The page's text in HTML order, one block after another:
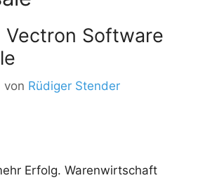
Vectron Software
von Rüdiger Stender
Erfolg. Warenwirtschaft